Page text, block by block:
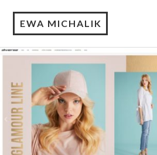
EWA MICHALIK